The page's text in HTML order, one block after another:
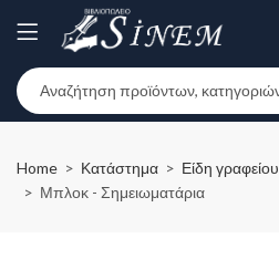
Home Κατάστημα Είδη γραφείου
Μπλοκ - Σημειωματάρια